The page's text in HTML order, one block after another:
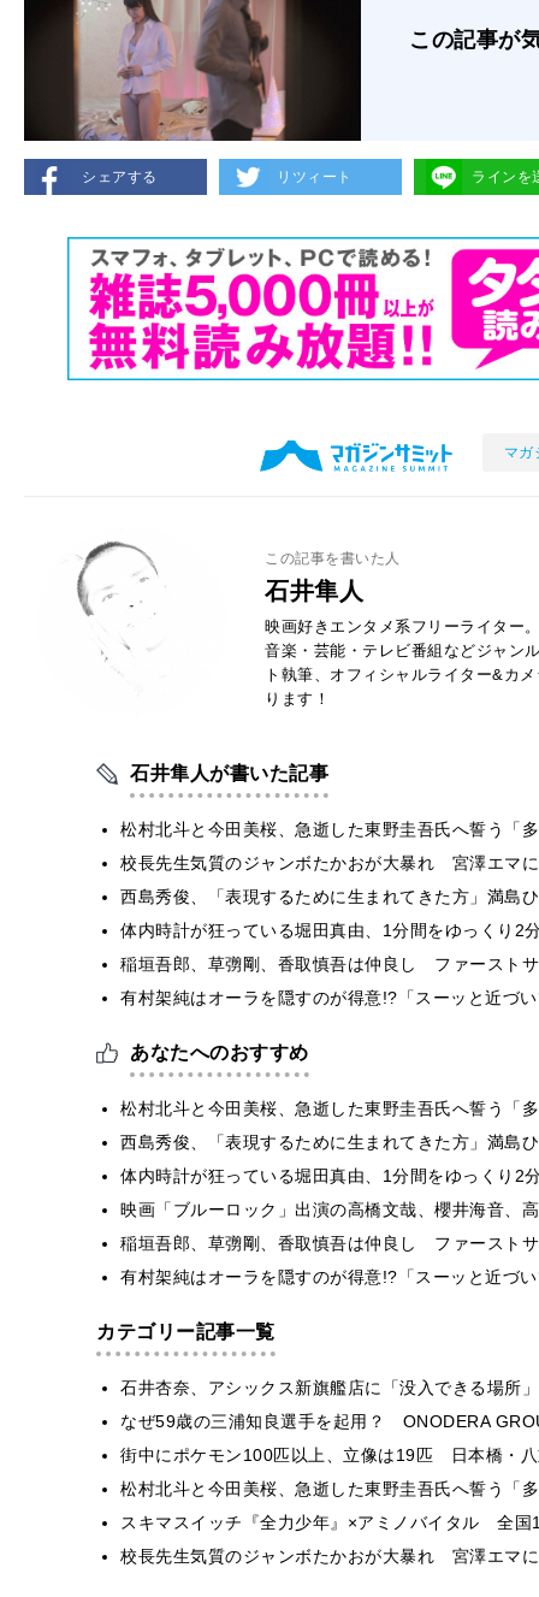
この記事が
シェアする リツィート ラインを
マガ
この記事を書いた人
石井隼人
映画好きエンタメ系フリーライター
音楽・芸能・テレビ番組などジャン
ト執筆、オフィシャルライター&カ
ります！
石井隼人が書いた記事
松村北斗と今田美桜、急逝した東野圭吾氏へ誓う「
校長先生気質のジャンボたかおが大暴れ 宮澤エマ
西島秀俊、「表現するために生まれてきた方」満島
体内時計が狂っている堀田真由、1分間をゆっくり2
稲垣吾郎、草彅剛、香取慎吾は仲良し ファースト
有村架純はオーラを隠すのが得意!?「スーッと近づ
あなたへのおすすめ
松村北斗と今田美桜、急逝した東野圭吾氏へ誓う「
西島秀俊、「表現するために生まれてきた方」満島
体内時計が狂っている堀田真由、1分間をゆっくり2
映画「ブルーロック」出演の高橋文哉、櫻井海音、
稲垣吾郎、草彅剛、香取慎吾は仲良し ファースト
有村架純はオーラを隠すのが得意!?「スーッと近づ
カテゴリー記事一覧
石井杏奈、アシックス新旗艦店に「没入できる場所
なぜ59歳の三浦知良選手を起用？ ONODERA
街中にポケモン100匹以上、立像は19匹 日本橋・
松村北斗と今田美桜、急逝した東野圭吾氏へ誓う「
スキマスイッチ『全力少年』×アミノバイタル 全国
校長先生気質のジャンボたかおが大暴れ 宮澤エマ